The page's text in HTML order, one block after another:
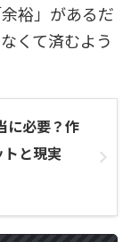
裕」があるだ
くて済むよう
に必要？作
と現実